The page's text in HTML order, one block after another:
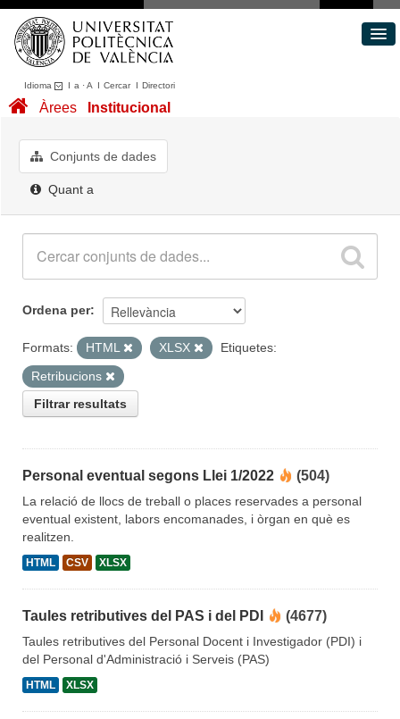
Idioma I a ·A I CercarI Directori
Conjunts de dades
Quant a
Àrees Institucional
Conjunts de dades
Quant a
Ordena per
Formats: HTML XLSX
Etiquetes:
Retribucions
Filtrar resultats
Personal eventual segons Llei 1/2022 (504)
La relació de llocs de treball o places reservades a personal
eventual existent, labors encomanades, i òrgan en què es
realitzen.
HTML CSV XLSX
Taules retributives del PAS i del PDI (4677)
Taules retributives del Personal Docent i Investigador (PDI) i
del Personal d'Administració i Serveis (PAS)
HTML XLSX